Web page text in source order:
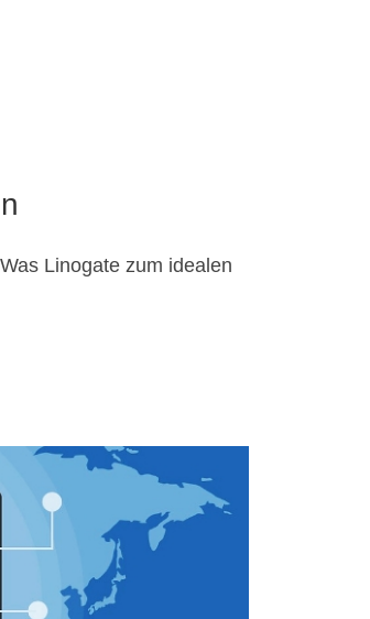
Linogate zum idealen